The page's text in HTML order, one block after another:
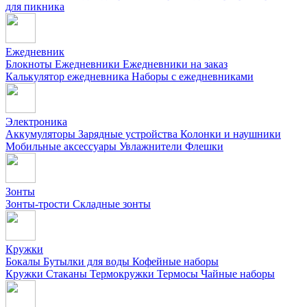
для пикника
Ежедневник
Блокноты Ежедневники Ежедневники на заказ
Калькулятор ежедневника Наборы с ежедневниками
Электроника
Аккумуляторы Зарядные устройства Колонки и наушники
Мобильные аксессуары Увлажнители Флешки
Зонты
Зонты-трости Складные зонты
Кружки
Бокалы Бутылки для воды Кофейные наборы
Кружки Стаканы Термокружки Термосы Чайные наборы